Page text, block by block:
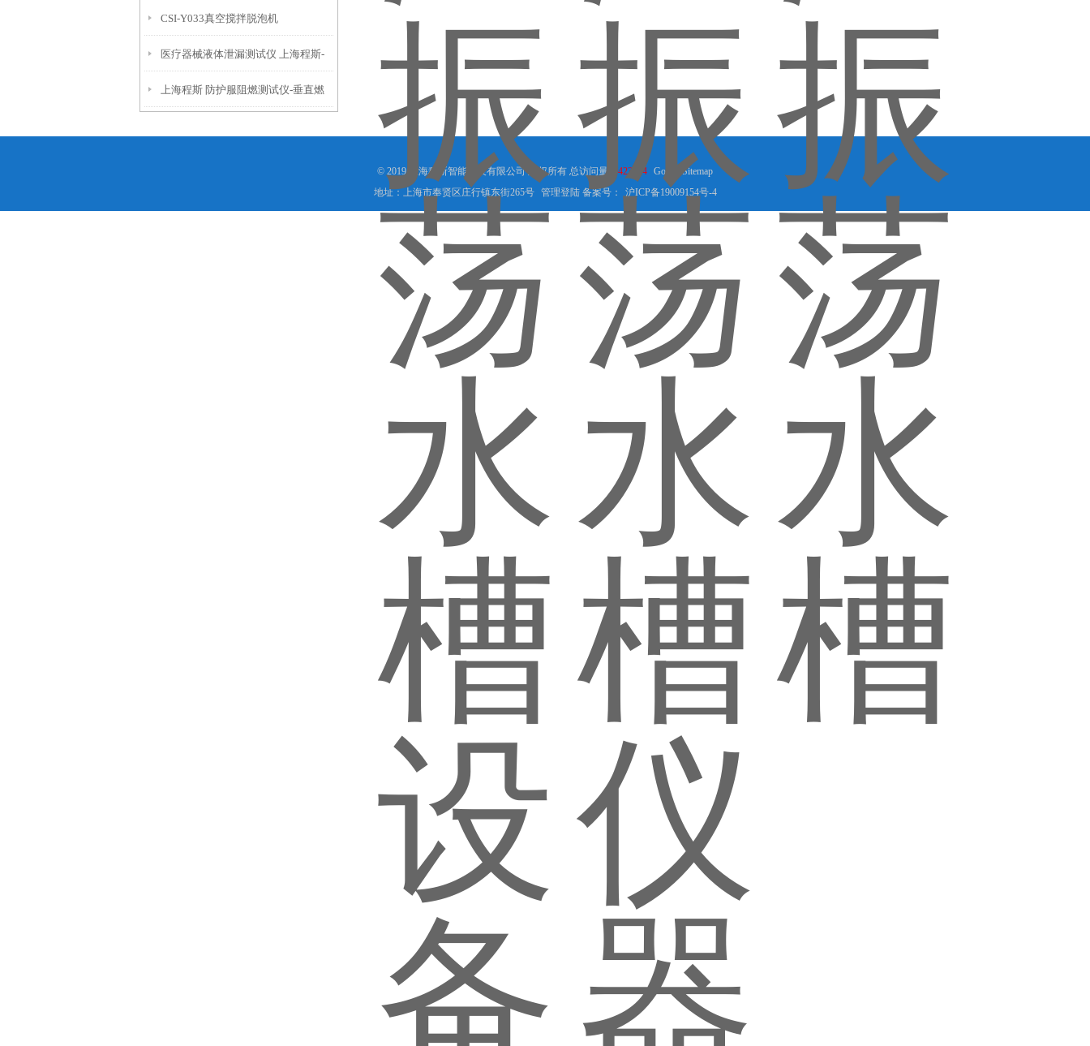
2003
CSI-Y033真空搅拌脱泡机
医疗器械液体泄漏测试仪 上海程斯-
分析原理讲解技术
上海程斯 防护服阻燃测试仪-垂直燃
© 2019 上海程斯智能科技有限公司 版权所有 总访问量：423394 GoogleSitemap
地址：上海市奉贤区庄行镇东街265号
管理登陆备案号： 沪ICP备19009154号-4